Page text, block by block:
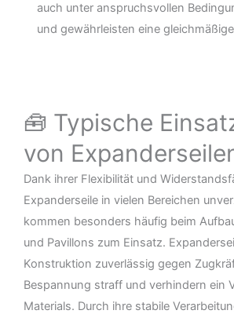
auch unter anspruchsvollen
und gewährleisten eine
🧰 Typische
von
Dank ihrer Flexibilität und
Expanderseile in vielen Bereichen
kommen besonders häufig beim
und Pavillons zum Einsatz.
Konstruktion zuverlässig gegen
Bespannung straff und verhindern ein
Materials. Durch ihre stabile